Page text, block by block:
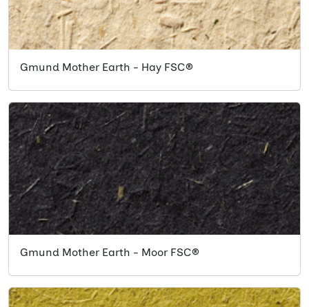
Gmund Mother Earth - Hay FSC®
Gmund Mother Earth - Moor FSC®